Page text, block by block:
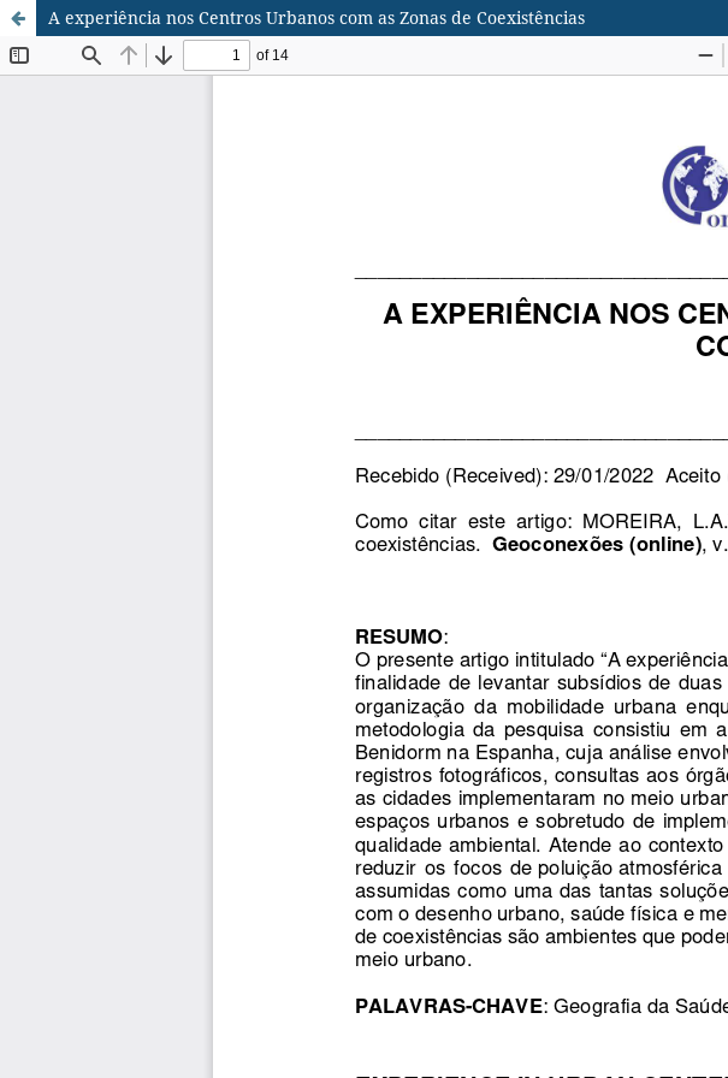
A experiência nos Centros Urbanos com as Zonas de Coexistências